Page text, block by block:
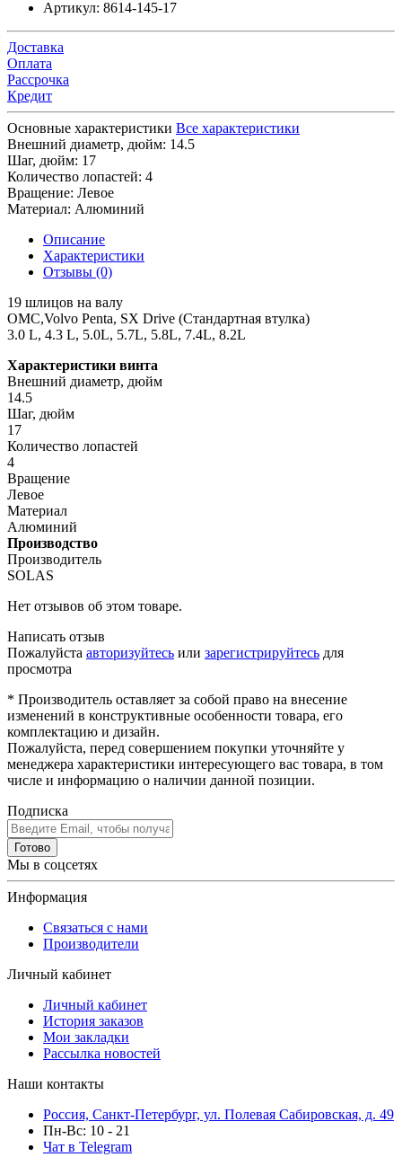
Артикул: 8614-145-17
Доставка
Оплата
Рассрочка
Кредит
Основные характеристики Все характеристики
Внешний диаметр, дюйм: 14.5
Шаг, дюйм: 17
Количество лопастей: 4
Вращение: Левое
Материал: Алюминий
Описание
Характеристики
Отзывы (0)
19 шлицов на валу
OMC,Volvo Penta, SX Drive (Стандартная втулка)
3.0 L, 4.3 L, 5.0L, 5.7L, 5.8L, 7.4L, 8.2L
Характеристики винта
Внешний диаметр, дюйм
14.5
Шаг, дюйм
17
Количество лопастей
4
Вращение
Левое
Материал
Алюминий
Производство
Производитель
SOLAS
Нет отзывов об этом товаре.
Написать отзыв
Пожалуйста авторизуйтесь или зарегистрируйтесь для
просмотра
* Производитель оставляет за собой право на внесение
изменений в конструктивные особенности товара, его
комплектацию и дизайн.
Пожалуйста, перед совершением покупки уточняйте у
менеджера характеристики интересующего вас товара, в том
числе и информацию о наличии данной позиции.
Подписка
Готово
Мы в соцсетях
Информация
Связаться с нами
Производители
Личный кабинет
Личный кабинет
История заказов
Мои закладки
Рассылка новостей
Наши контакты
Россия, Санкт-Петербург, ул. Полевая Сабировская, д. 49
Пн-Вс: 10 - 21
Чат в Telegram